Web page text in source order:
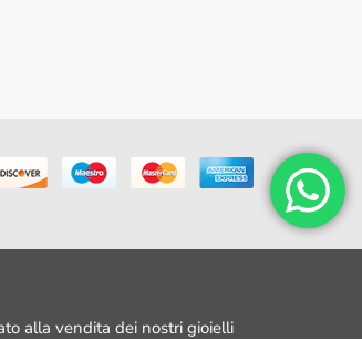
alla vendita dei nostri gioielli